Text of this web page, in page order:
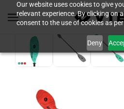
Our website uses cookies to give
relevant experience. By clicking on
consent to the use of cookies as
Deny